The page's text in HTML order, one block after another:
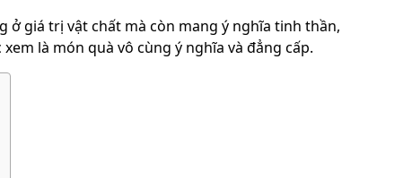
ở giá trị vật chất mà còn mang ý nghĩa tinh thần,
là món quà vô cùng ý nghĩa và đẳng cấp.